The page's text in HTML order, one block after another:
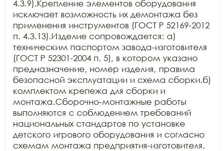
4.3.9).Крепление элементов оборудования
исключает возможность их демонтажа без
применения инструментов (ГОСТ Р 52169-2012
п. 4.3.13).Изделие сопровождается: а)
техническим паспортом завода-изготовителя
(ГОСТ Р 52301-2004 п. 5), в котором указано
предназначение, номер изделия, правила
безопасной эксплуатации и схема сборки.б)
комплектом крепежа для сборки и
монтажа.Сборочно-монтажные работы
выполняются с соблюдением требований
национальных стандартов по установке
детского игрового оборудования и согласно
схемам монтажа предприятия-изготовителя.